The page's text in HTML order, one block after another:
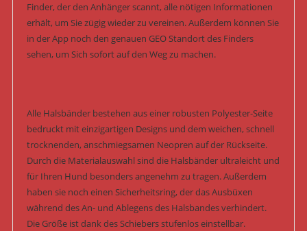
Finder, der den Anhänger scannt, alle nötigen Informationen
erhält, um Sie zügig wieder zu vereinen. Außerdem können Sie
in der App noch den genauen GEO Standort des Finders
sehen, um Sich sofort auf den Weg zu machen.
Alle Halsbänder bestehen aus einer robusten Polyester-Seite
bedruckt mit einzigartigen Designs und dem weichen, schnell
trocknenden, anschmiegsamen Neopren auf der Rückseite.
Durch die Materialauswahl sind die Halsbänder ultraleicht und
für Ihren Hund besonders angenehm zu tragen. Außerdem
haben sie noch einen Sicherheitsring, der das Ausbüxen
während des An- und Ablegens des Halsbandes verhindert.
Die Größe ist dank des Schiebers stufenlos einstellbar.